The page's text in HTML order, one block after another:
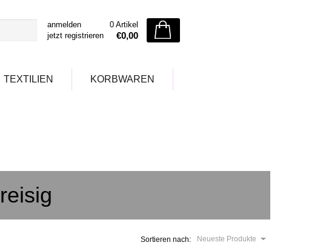
anmelden
jetzt registrieren
0 Artikel
€0,00
TEXTILIEN KORBWAREN
Sortieren nach: Neueste Produkte